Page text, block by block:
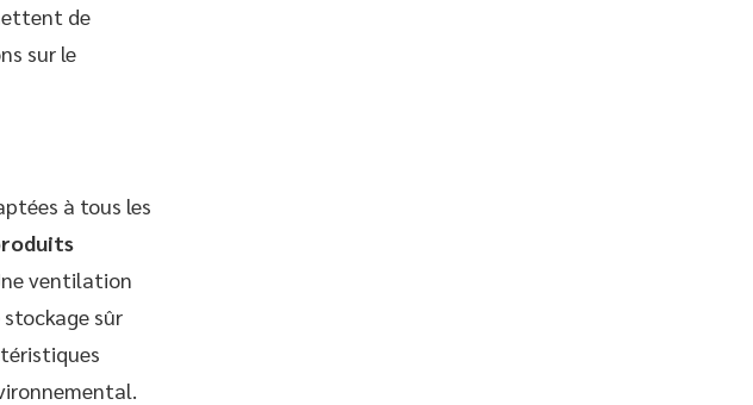
de
sur le
à tous les
ventilation
sûr